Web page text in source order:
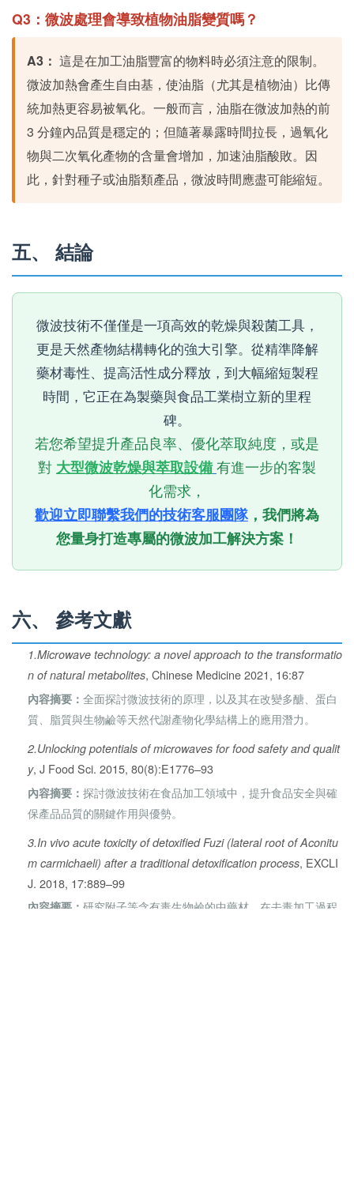
Q3：微波處理會導致植物油脂變質嗎？
A3： 這是在加工油脂豐富的物料時必須注意的限制。
微波加熱會產生自由基，使油脂（尤其是植物油）比傳
統加熱更容易被氧化。一般而言，油脂在微波加熱的前
3 分鐘內品質是穩定的；但隨著暴露時間拉長，過氧化
物與二次氧化產物的含量會增加，加速油脂酸敗。因
此，針對種子或油脂類產品，微波時間應盡可能縮短。
五、 結論
微波技術不僅僅是一項高效的乾燥與殺菌工具，
更是天然產物結構轉化的強大引擎。從精準降解
藥材毒性、提高活性成分釋放，到大幅縮短製程
時間，它正在為製藥與食品工業樹立新的里程
碑。
若您希望提升產品良率、優化萃取純度，或是
對 大型微波乾燥與萃取設備 有進一步的客製
化需求，
歡迎立即聯繫我們的技術客服團隊，我們將為
您量身打造專屬的微波加工解決方案！
六、 參考文獻
1.Microwave technology: a novel approach to the transformatio
n of natural metabolites, Chinese Medicine 2021, 16:87
內容摘要： 全面探討微波技術的原理，以及其在改變多醣、蛋白
質、脂質與生物鹼等天然代謝產物化學結構上的應用潛力。
2.Unlocking potentials of microwaves for food safety and qualit
y, J Food Sci. 2015, 80(8):E1776–93
內容摘要： 探討微波技術在食品加工領域中，提升食品安全與確
保產品品質的關鍵作用與優勢。
3.In vivo acute toxicity of detoxified Fuzi (lateral root of Aconitu
m carmichaeli) after a traditional detoxification process, EXCLI
J. 2018, 17:889–99
內容摘要： 研究附子等含有毒生物鹼的中藥材，在去毒加工過程